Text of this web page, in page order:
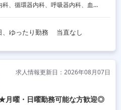
一般内科、消化器内科、循環器内科、呼吸器内科、血液内科、脳神経内科、内分泌内科、老人内科
、ゆったり勤務 当直なし
求人情報更新日：2026年08月07日
曜・日曜勤務可能な方歓迎◎